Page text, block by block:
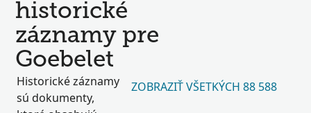
historické
záznamy pre
Goebelet
Historické záznamy
sú dokumenty,
ZOBRAZIŤ VŠETKÝCH 88 588